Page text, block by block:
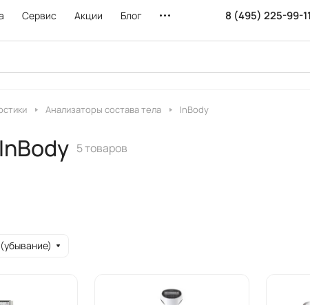
Сервис Акции Блог 8 (495) 225-99-11
Анализаторы состава тела InBody
5 товаров